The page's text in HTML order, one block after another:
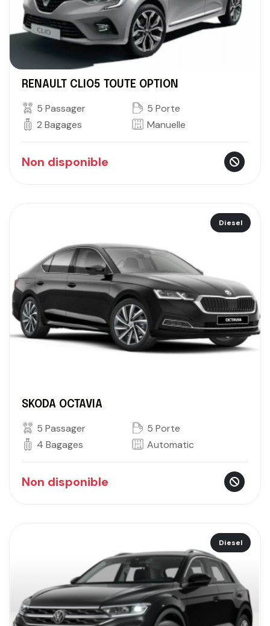
RENAULT CLIO5 TOUTE OPTION
5 Passager
5 Porte
2 Bagages
Manuelle
Non disponible
Diesel
SKODA OCTAVIA
5 Passager
5 Porte
4 Bagages
Automatic
Non disponible
Diesel